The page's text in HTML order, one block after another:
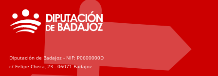
Diputación de Badajoz - NIF: P0600000D
c/ Felipe Checa, 23 - 06071 Badajoz